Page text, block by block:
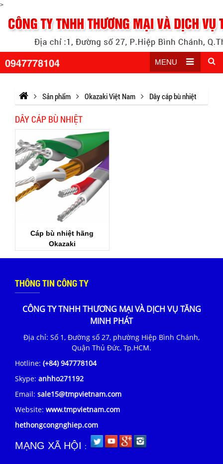
>
0947778104 MENU
Sản phẩm Okazaki Việt Nam Dây cáp bù nhiệt
DÂY CÁP BÙ NHIỆT
Cáp bù nhiệt hãng
Okazaki
THÔNG TIN CÔNG TY
CÔNG TY TNHH THƯƠNG MẠI VÀ DỊCH VỤ TĂNG
MINH PHÁT
Địa chỉ: Số 1, Đường số 27, phường Hiệp Bình Chánh,
Quận Thủ Đức, Tp.HCM.
Hotline: (+84) 947778104
Skype: anhho271192
Email: sale15@tmpvietnam.com
Website: www.tmpvietnam.com
hethongcongnghiep.com
MẠNG XÃ HỘI :